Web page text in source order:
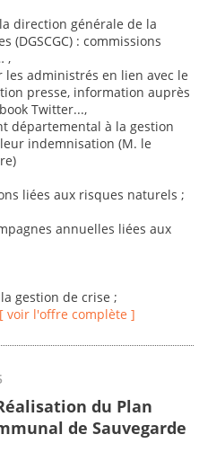
direction générale de la
(DGSCGC) : commissions
,
administrés en lien avec le
presse, information auprès
Twitter...,
départemental à la gestion
indemnisation (M. le
liées aux risques naturels ;
annuelles liées aux
gestion de crise ;
[ voir l'offre complète ]
du Plan
de Sauvegarde